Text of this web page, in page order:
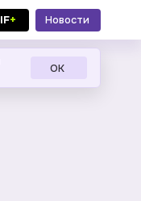
IF+
Новости
в MAX
ОК